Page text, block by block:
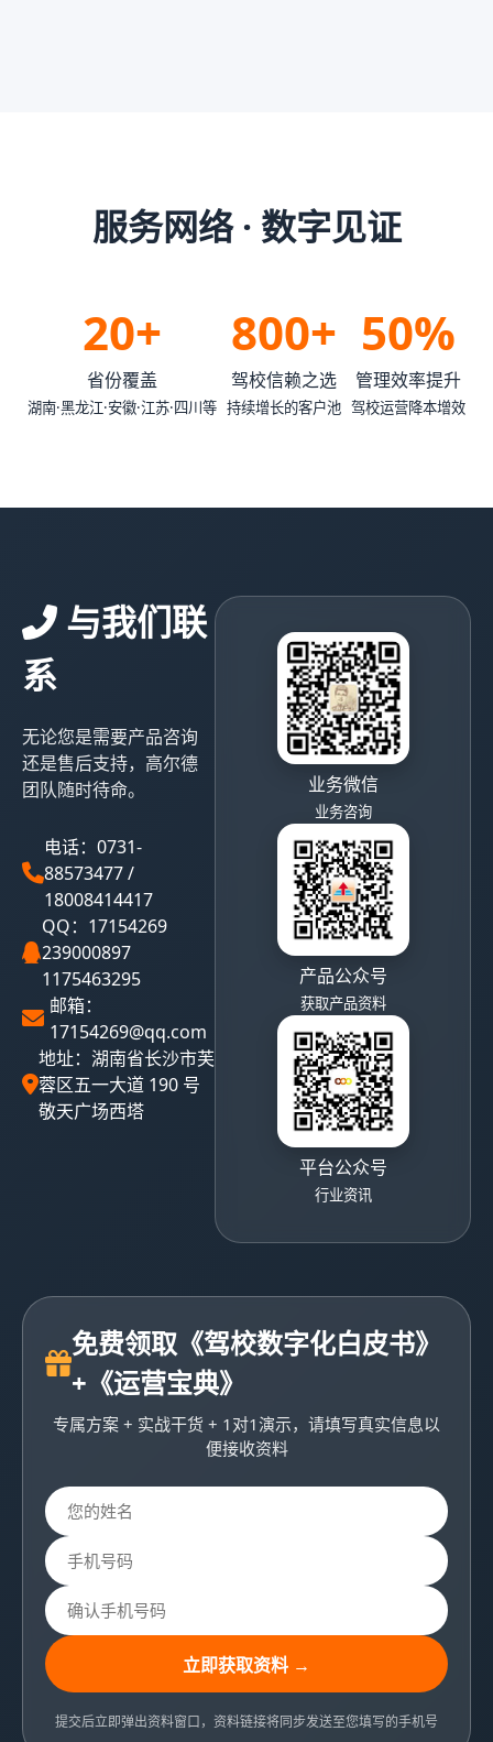
服务网络 · 数字见证
20+
省份覆盖
湖南·黑龙江·安徽·江苏·四川等
800+
驾校信赖之选
持续增长的客户池
50%
管理效率提升
驾校运营降本增效
与我们联
系
无论您是需要产品咨询
还是售后支持，高尔德
团队随时待命。
电话：0731-
88573477 /
18008414417
QQ：17154269
239000897
1175463295
邮箱：
17154269@qq.com
地址：湖南省长沙市芙
蓉区五一大道 190 号
敬天广场西塔
业务微信
业务咨询
产品公众号
获取产品资料
平台公众号
行业资讯
免费领取《驾校数字化白皮书》
+《运营宝典》
专属方案 + 实战干货 + 1对1演示，请填写真实信息以
便接收资料
立即获取资料 →
提交后立即弹出资料窗口，资料链接将同步发送至您填写的手机号